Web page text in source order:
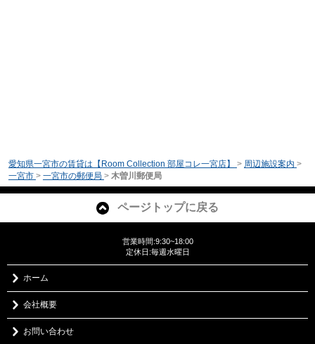
愛知県一宮市の賃貸は【Room Collection 部屋コレ一宮店】 > 周辺施設案内 >
一宮市 > 一宮市の郵便局 > 木曽川郵便局
ページトップに戻る
営業時間:9:30~18:00
定休日:毎週水曜日
ホーム
会社概要
お問い合わせ